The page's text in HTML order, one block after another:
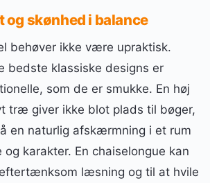
og skønhed i balance
behøver ikke være upraktisk.
klassiske designs er
som de er smukke. En høj
træ giver ikke blot plads til bøger,
en naturlig afskærmning i et rum
karakter. En chaiselongue kan
læsning og til at hvile